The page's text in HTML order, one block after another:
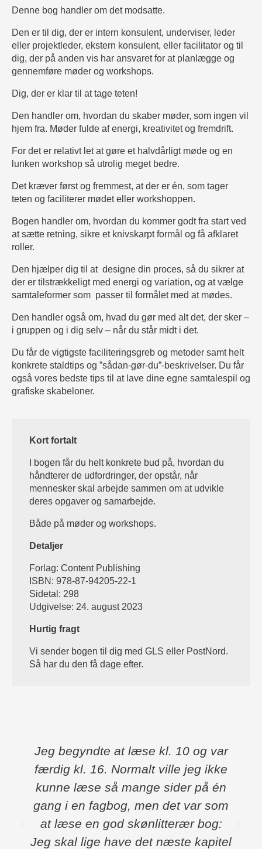
Denne bog handler om det modsatte.
Den er til dig, der er intern konsulent, underviser, leder
eller projektleder, ekstern konsulent, eller facilitator og til
dig, der på anden vis har ansvaret for at planlægge og
gennemføre møder og workshops.
Dig, der er klar til at tage teten!
Den handler om, hvordan du skaber møder, som ingen vil
hjem fra. Møder fulde af energi, kreativitet og fremdrift.
For det er relativt let at gøre et halvdårligt møde og en
lunken workshop så utrolig meget bedre.
Det kræver først og fremmest, at der er én, som tager
teten og faciliterer mødet eller workshoppen.
Bogen handler om, hvordan du kommer godt fra start ved
at sætte retning, sikre et knivskarpt formål og få afklaret
roller.
Den hjælper dig til at designe din proces, så du sikrer at
der er tilstrækkeligt med energi og variation, og at vælge
samtaleformer som passer til formålet med at mødes.
Den handler også om, hvad du gør med alt det, der sker –
i gruppen og i dig selv – når du står midt i det.
Du får de vigtigste faciliteringsgreb og metoder samt helt
konkrete staldtips og ”sådan-gør-du”-beskrivelser. Du får
også vores bedste tips til at lave dine egne samtalespil og
grafiske skabeloner.
Kort fortalt
I bogen får du helt konkrete bud på, hvordan du
håndterer de udfordringer, der opstår, når
mennesker skal arbejde sammen om at udvikle
deres opgaver og samarbejde.
Både på møder og workshops.
Detaljer
Forlag: Content Publishing
ISBN: 978-87-94205-22-1
Sidetal: 298
Udgivelse: 24. august 2023
Hurtig fragt
Vi sender bogen til dig med GLS eller PostNord.
Så har du den få dage efter.
Forfatterne gennemgår i detaljer
utroligt mange facetter af det at
facilitere processer. Det gør de på
en overskuelig og letforståelig
måde. Så det er en virkelig god og
brugbar manual, man får stillet til